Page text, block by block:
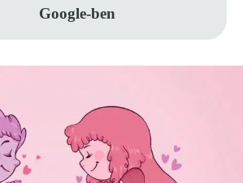
Google-ben